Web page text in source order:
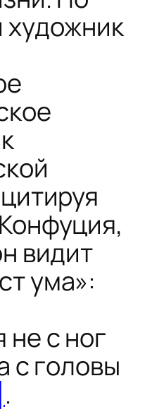
художник
видит
ума»:
не с ног
с головы
.